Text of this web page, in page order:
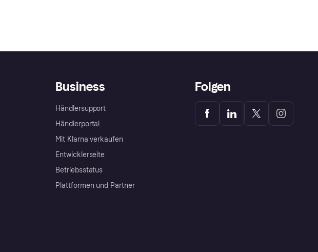
Business
Händlersupport
Händlerportal
Mit Klarna verkaufen
Entwicklerseite
Betriebsstatus
Plattformen und Partner
Folgen